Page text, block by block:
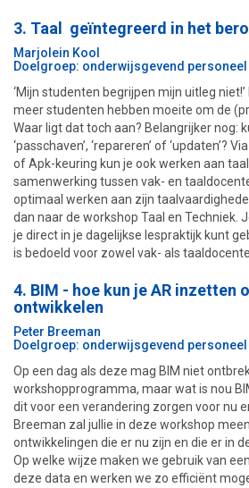
3. Taal geïntegreerd in het
Marjolein Kool
Doelgroep: onderwijsgevend personeel
‘Mijn studenten begrijpen mijn uitleg
meer studenten hebben moeite om de
Waar ligt dat toch aan? Belangrijker nog:
‘passchaven’, ‘repareren’ of ‘updaten’?
of Apk-keuring kun je ook werken aan
samenwerking tussen vak- en
optimaal werken aan zijn
dan naar de workshop Taal en Techniek.
je direct in je dagelijkse lespraktijk kunt
is bedoeld voor zowel vak- als
4. BIM - hoe kun je AR inzetten
ontwikkelen
Peter Breeman
Doelgroep: onderwijsgevend personeel
Op een dag als deze mag BIM niet
workshopprogramma, maar wat is nou
dit voor een verandering zorgen voor nu
Breeman zal jullie in deze workshop
ontwikkelingen die er nu zijn en die er in
Op welke wijze maken we gebruik van
deze data en werken we zo efficiënt